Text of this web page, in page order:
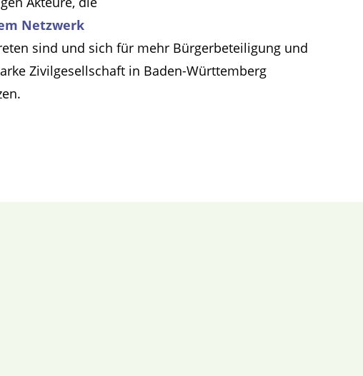
Netzwerk
sind und sich für mehr Bürgerbeteiligung und
Zivilgesellschaft in Baden-Württemberg